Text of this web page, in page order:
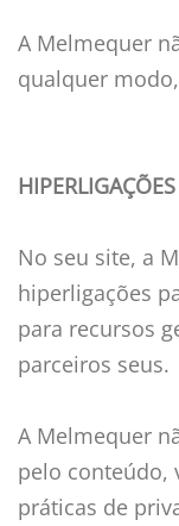
A Melmequer
qualquer
HIPERLIGAÇÕES
No seu site, a
hiperligações
para recursos
parceiros seus.
A Melmequer
pelo conteúdo,
práticas de